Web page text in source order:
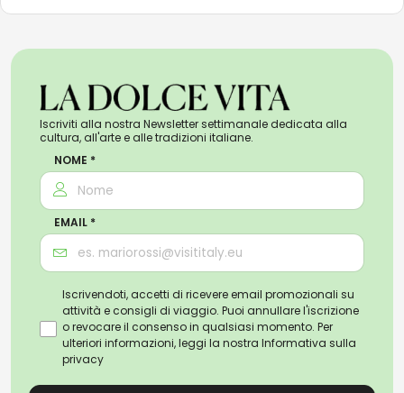
Iscriviti alla nostra Newsletter settimanale dedicata alla
cultura, all'arte e alle tradizioni italiane.
NOME *
EMAIL *
Iscrivendoti, accetti di ricevere email promozionali su
attività e consigli di viaggio. Puoi annullare l'iscrizione
o revocare il consenso in qualsiasi momento. Per
ulteriori informazioni, leggi la nostra Informativa sulla
privacy